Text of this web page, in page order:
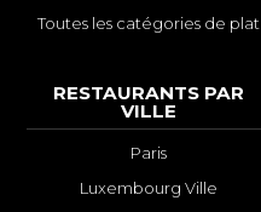
Toutes les catégories de plat
RESTAURANTS PAR
VILLE
Paris
Luxembourg Ville